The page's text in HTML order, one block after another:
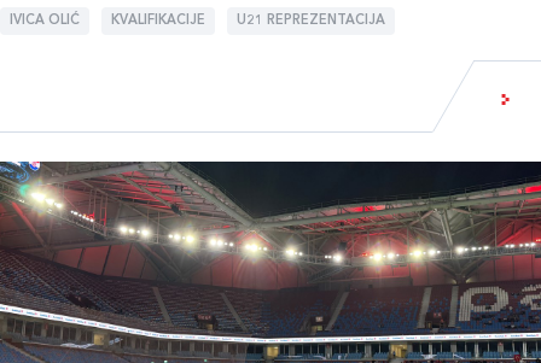
IVICA OLIĆ KVALIFIKACIJE U21 REPREZENTACIJA